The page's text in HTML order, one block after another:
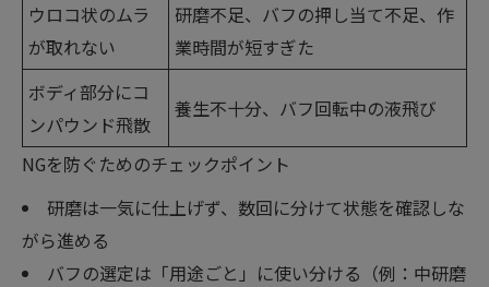
ウロコ状のムラ
が取れない
研磨不足、バフの押し当て不足、作
業時間が短すぎた
ボディ部分にコ
ンパウンド飛散
養生不十分、バフ回転中の液飛び
NGを防ぐためのチェックポイント
研磨は一気に仕上げず、数回に分けて状態を確認しな
がら進める
バフの選定は「用途ごと」に使い分ける（例：中研磨